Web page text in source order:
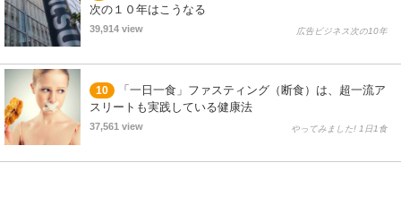
次の１０年はこうなる
39,914 view 広告ビジネス次の10年
10
「一日一食」ファスティング（断食）は、超一流ア
スリートも実践している健康法
37,561 view やってみました! 1日1食